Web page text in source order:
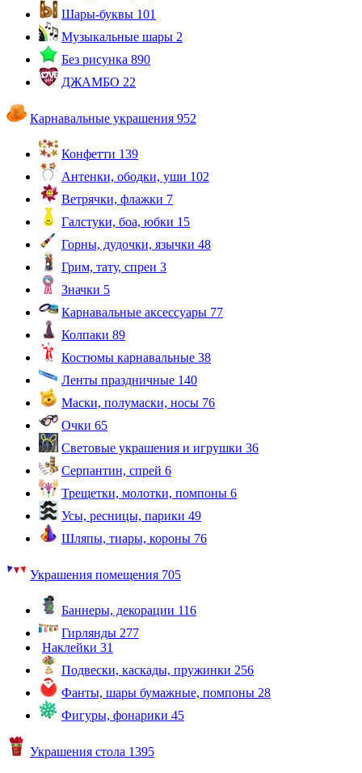
Шары-буквы 101
Музыкальные шары 2
Без рисунка 890
ДЖАМБО 22
Карнавальные украшения 952
Конфетти 139
Антенки, ободки, уши 102
Ветрячки, флажки 7
Галстуки, боа, юбки 15
Горны, дудочки, язычки 48
Грим, тату, спреи 3
Значки 5
Карнавальные аксессуары 77
Колпаки 89
Костюмы карнавальные 38
Ленты праздничные 140
Маски, полумаски, носы 76
Очки 65
Световые украшения и игрушки 36
Серпантин, спрей 6
Трещетки, молотки, помпоны 6
Усы, ресницы, парики 49
Шляпы, тиары, короны 76
Украшения помещения 705
Баннеры, декорации 116
Гирлянды 277
Наклейки 31
Подвески, каскады, пружинки 256
Фанты, шары бумажные, помпоны 28
Фигуры, фонарики 45
Украшения стола 1395